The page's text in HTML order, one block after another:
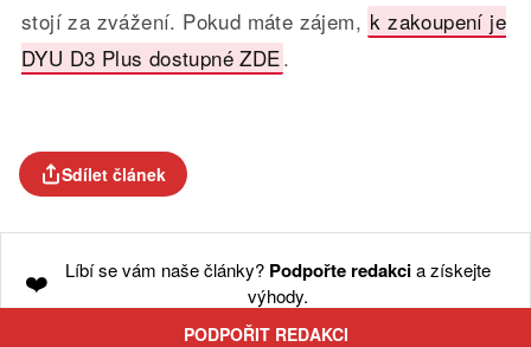
stojí za zvážení. Pokud máte zájem, k zakoupení je
DYU D3 Plus dostupné ZDE.
Sdílet článek
❤️ Líbí se vám naše články? Podpořte redakcia získejte
výhody.
PODPOŘIT REDAKCI